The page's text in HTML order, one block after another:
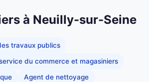
à Neuilly-sur-Seine
travaux publics
du commerce et magasiniers
Agent de nettoyage